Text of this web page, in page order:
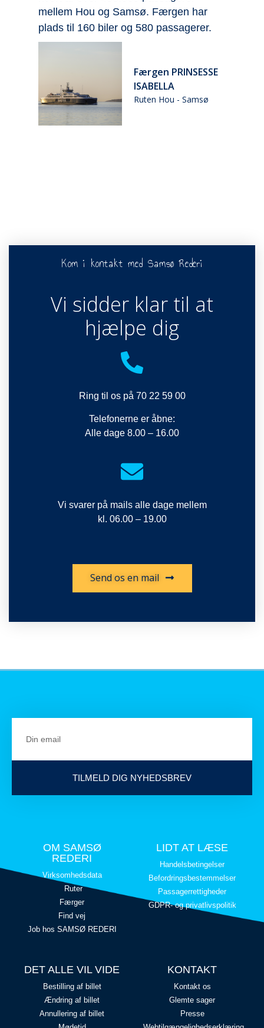
mellem Hou og Samsø. Færgen har
plads til 160 biler og 580 passagerer.
Færgen PRINSESSE
ISABELLA
Ruten Hou - Samsø
Kom i kontakt med Samsø Rederi
Vi sidder klar til at
hjælpe dig
Ring til os på 70 22 59 00
Telefonerne er åbne:
Alle dage 8.00 – 16.00
Vi svarer på mails alle dage mellem
kl. 06.00 – 19.00
Send os en mail
TILMELD DIG NYHEDSBREV
OM SAMSØ
REDERI
Virksomhedsdata
Ruter
Færger
Find vej
Job hos SAMSØ REDERI
LIDT AT LÆSE
Handelsbetingelser
Befordringsbestemmelser
Passagerrettigheder
GDPR- og privatlivspolitik
DET ALLE VIL VIDE
Bestilling af billet
Ændring af billet
Annullering af billet
KONTAKT
Kontakt os
Glemte sager
Presse